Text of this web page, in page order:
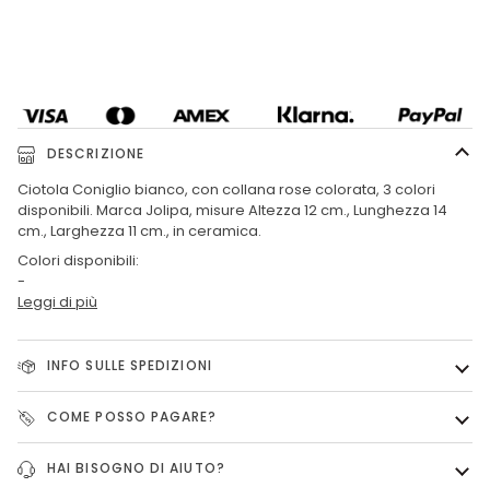
DESCRIZIONE
Ciotola Coniglio bianco, con collana rose colorata, 3 colori
disponibili. Marca Jolipa, misure Altezza 12 cm., Lunghezza 14
cm., Larghezza 11 cm., in ceramica.
Colori disponibili:
-
Leggi di più
INFO SULLE SPEDIZIONI
COME POSSO PAGARE?
HAI BISOGNO DI AIUTO?